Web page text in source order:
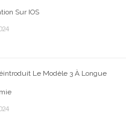
Sur IOS
Le Modèle 3 À Longue